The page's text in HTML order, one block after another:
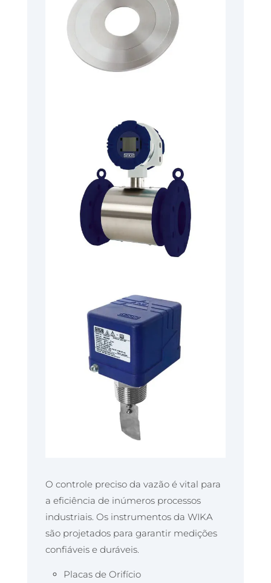
O controle preciso da vazão é vital para
a eficiência de inúmeros processos
industriais. Os instrumentos da WIKA
são projetados para garantir medições
confiáveis e duráveis.
Placas de Orifício